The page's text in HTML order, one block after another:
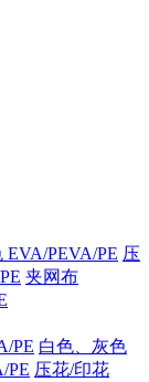
EVA/PEVA/PE 压
夹网布
PE 白色、灰色
PE 压花/印花